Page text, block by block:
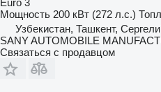
Мощность 200 кВт (272 л.с.)
Узбекистан, Ташкент,
SANY AUTOMOBILE
Связаться с продавцом